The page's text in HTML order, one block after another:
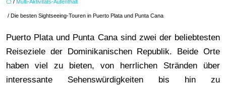
/ Multi-Aktivitäts-Aufenthalt
/ Die besten Sightseeing-Touren in Puerto Plata und Punta Cana
Puerto Plata und Punta Cana sind zwei der beliebtesten
Reiseziele der Dominikanischen Republik. Beide Orte
haben viel zu bieten, von herrlichen Stränden über
interessante Sehenswürdigkeiten bis hin zu